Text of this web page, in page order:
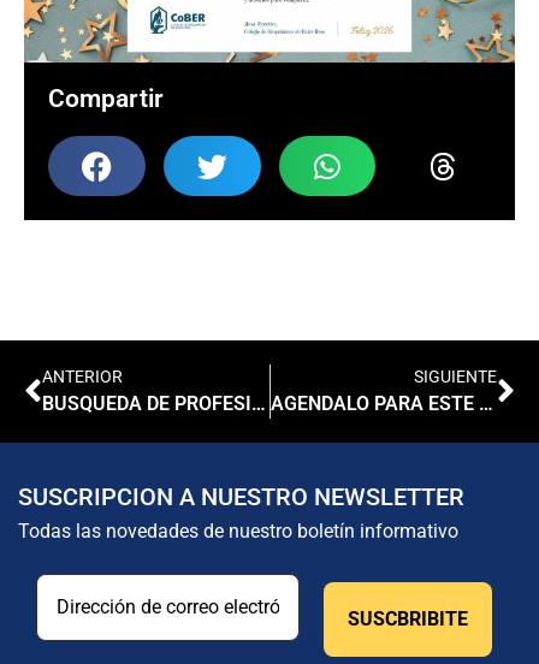
Compartir
ANTERIOR
BUSQUEDA DE PROFESIONAL BIOQUIMICO/A
SIGUIENTE
AGENDALO PARA ESTE 2026: 1º Congreso Bioquímico del Paraná
SUSCRIPCION A NUESTRO NEWSLETTER
Todas las novedades de nuestro boletín informativo